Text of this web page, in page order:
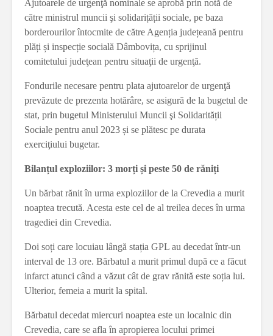
Ajutoarele de urgenţă nominale se aprobă prin notă de
către ministrul muncii şi solidarițății sociale, pe baza
borderourilor întocmite de către Agenția județeană pentru
plăți și inspecție socială Dâmbovița, cu sprijinul
comitetului judeţean pentru situaţii de urgenţă.
Fondurile necesare pentru plata ajutoarelor de urgenţă
prevăzute de prezenta hotărâre, se asigură de la bugetul de
stat, prin bugetul Ministerului Muncii şi Solidarității
Sociale pentru anul 2023 și se plătesc pe durata
exerciţiului bugetar.
Bilanțul exploziilor: 3 morți și peste 50 de răniți
Un bărbat rănit în urma exploziilor de la Crevedia a murit
noaptea trecută. Acesta este cel de al treilea deces în urma
tragediei din Crevedia.
Doi soți care locuiau lângă stația GPL au decedat într-un
interval de 13 ore. Bărbatul a murit primul după ce a făcut
infarct atunci când a văzut cât de grav rănită este soția lui.
Ulterior, femeia a murit la spital.
Bărbatul decedat miercuri noaptea este un localnic din
Crevedia, care se afla în apropierea locului primei